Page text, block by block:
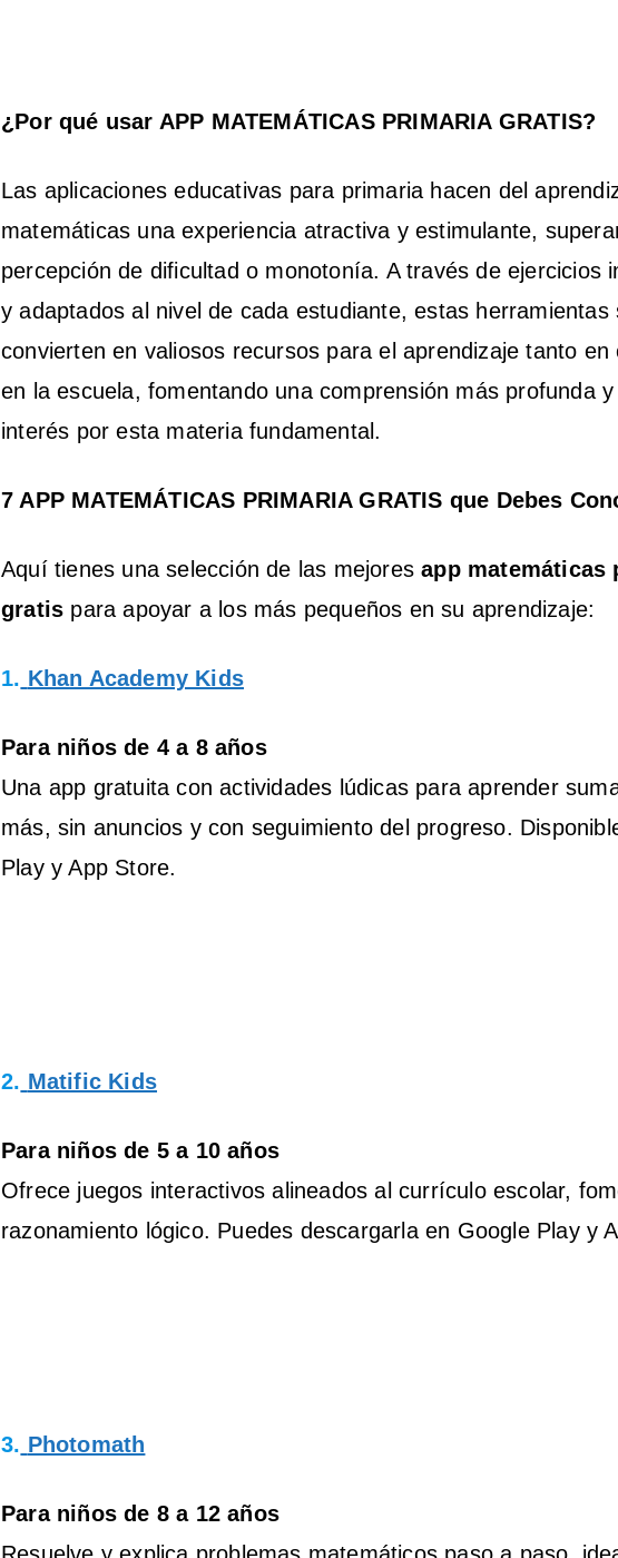
¿Por qué usar APP MATEMÁTICAS PRIMARIA GRATIS?
Las aplicaciones educativas para primaria hacen del
matemáticas una experiencia atractiva y estimulante,
percepción de dificultad o monotonía. A través de ejercicios
y adaptados al nivel de cada estudiante, estas herramientas
convierten en valiosos recursos para el aprendizaje tanto en
en la escuela, fomentando una comprensión más profunda
interés por esta materia fundamental.
7 APP MATEMÁTICAS PRIMARIA GRATIS que Debes
Aquí tienes una selección de las mejoresapp matemáticas
gratis para apoyar a los más pequeños en su aprendizaje:
1. Khan Academy Kids
Para niños de 4 a 8 años
Una app gratuita con actividades lúdicas para aprender
más, sin anuncios y con seguimiento del progreso.
Play y App Store.
2. Matific Kids
Para niños de 5 a 10 años
Ofrece juegos interactivos alineados al currículo escolar,
razonamiento lógico. Puedes descargarla en Google Play y
3. Photomath
Para niños de 8 a 12 años